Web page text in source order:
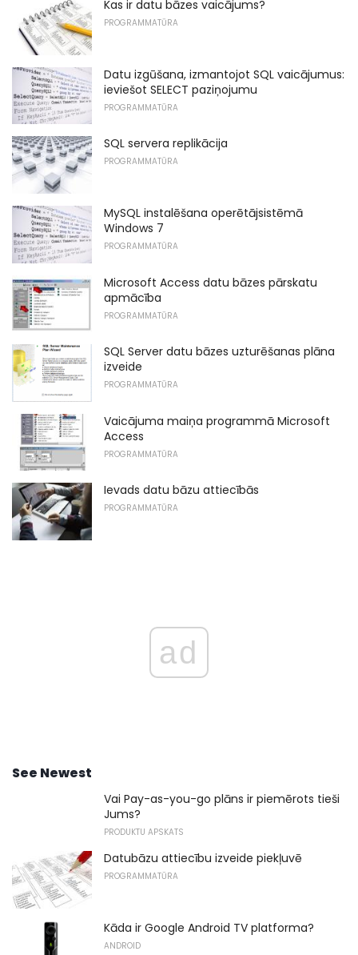
Kas ir datu bāzes vaicājums?
PROGRAMMATŪRA
Datu izgūšana, izmantojot SQL vaicājumus:
ieviešot SELECT paziņojumu
PROGRAMMATŪRA
SQL servera replikācija
PROGRAMMATŪRA
MySQL instalēšana operētājsistēmā
Windows 7
PROGRAMMATŪRA
Microsoft Access datu bāzes pārskatu
apmācība
PROGRAMMATŪRA
SQL Server datu bāzes uzturēšanas plāna
izveide
PROGRAMMATŪRA
Vaicājuma maiņa programmā Microsoft
Access
PROGRAMMATŪRA
Ievads datu bāzu attiecībās
PROGRAMMATŪRA
ad
See Newest
Vai Pay-as-you-go plāns ir piemērots tieši
Jums?
PRODUKTU APSKATS
Datubāzu attiecību izveide piekļuvē
PROGRAMMATŪRA
Kāda ir Google Android TV platforma?
ANDROID